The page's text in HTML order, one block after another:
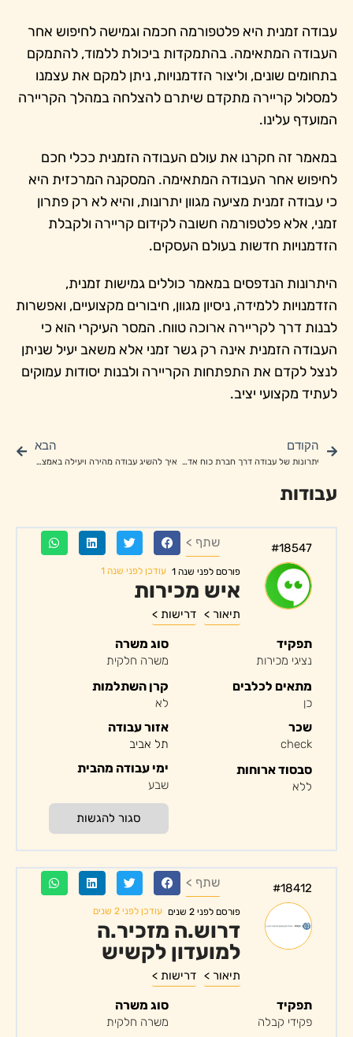
עבודה זמנית היא פלטפורמה חכמה וגמישה לחיפוש אחר
העבודה המתאימה. בהתמקדות ביכולת ללמוד, להתמקם
בתחומים שונים, וליצור הזדמנויות, ניתן למקם את עצמנו
למסלול קריירה מתקדם שיתרם להצלחה במהלך הקריירה
המועדף עלינו.
במאמר זה חקרנו את עולם העבודה הזמנית ככלי חכם
לחיפוש אחר העבודה המתאימה. המסקנה המרכזית היא
כי עבודה זמנית מציעה מגוון יתרונות, והיא לא רק פתרון
זמני, אלא פלטפורמה חשובה לקידום קריירה ולקבלת
הזדמנויות חדשות בעולם העסקים.
היתרונות הנדפסים במאמר כוללים גמישות זמנית,
הזדמנויות ללמידה, ניסיון מגוון, חיבורים מקצועיים, ואפשרות
לבנות דרך לקריירה ארוכה טווח. המסר העיקרי הוא כי
העבודה הזמנית אינה רק גשר זמני אלא משאב יעיל שניתן
לנצל לקדם את התפתחות הקריירה ולבנות יסודות עמוקים
לעתיד מקצועי יציב.
הקודם
יתרונות של עבודה דרך חברת כוח אדם מקצועית
הבא
איך להשיג עבודה מהירה ויעילה באמצעות חברת כוח אדם
עבודות
#18547 שתף >
פורסם לפני שנה 1 עודכן לפני שנה 1
איש מכירות
תיאור > דרישות >
תפקיד
נציגי מכירות
מתאים לכלבים
כן
סוג משרה
משרה חלקית
קרן השתלמות
לא
שכר
check
סבסוד ארוחות
ללא
אזור עבודה
תל אביב
ימי עבודה מהבית
שבע
סגור להגשות
#18412 שתף >
פורסם לפני 2 שנים עודכן לפני 2 שנים
דרוש.ה מזכיר.ה
למועדון לקשיש
תיאור > דרישות >
תפקיד
פקידי קבלה
סוג משרה
משרה חלקית